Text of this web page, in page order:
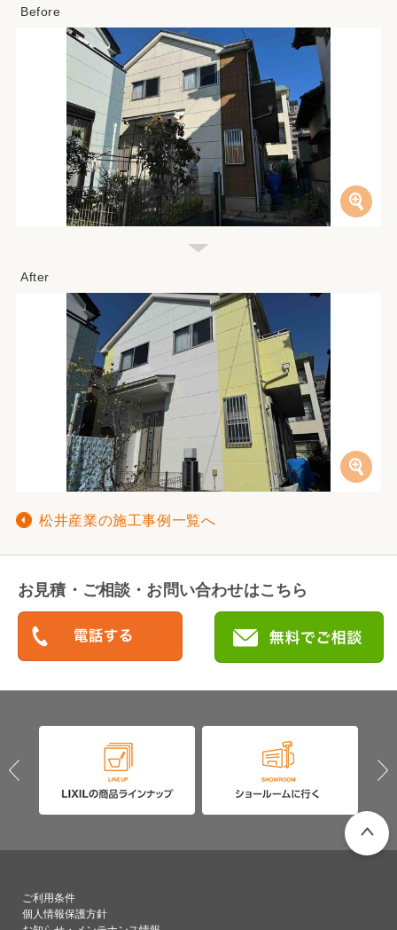
松井産業の施工事例一覧へ
お見積・ご相談・お問い合わせはこちら
ご利用条件
個人情報保護方針